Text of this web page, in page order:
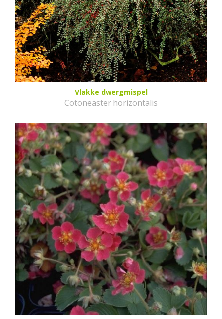
Vlakke dwergmispel
Cotoneaster horizontalis